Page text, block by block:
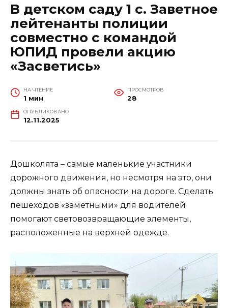
В детском саду 1 с. Заветное
лейтенанты полиции
совместно с командой
ЮПИД провели акцию
«Засветись»
НА ЧТЕНИЕ
1 мин
ПРОСМОТРОВ
28
ОПУБЛИКОВАНО
12.11.2025
Дошколята – самые маленькие участники
дорожного движения, но несмотря на это, они
должны знать об опасности на дороге. Сделать
пешеходов «заметными» для водителей
помогают световозвращающие элементы,
расположенные на верхней одежде.